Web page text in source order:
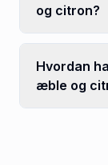
og citron?
Hvordan
æble og